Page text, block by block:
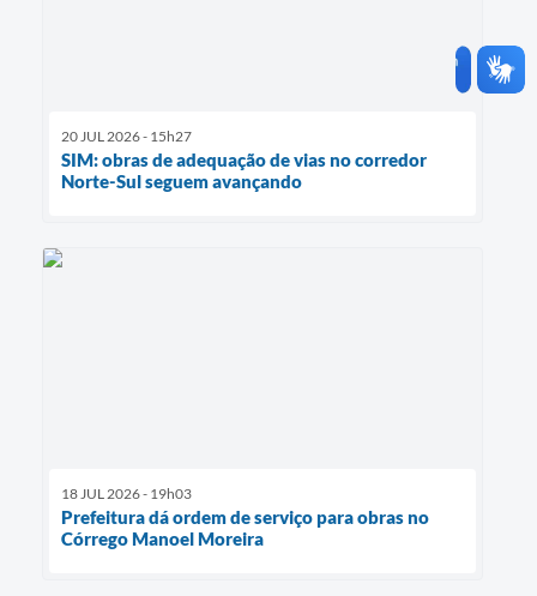
20 JUL 2026 - 15h27
SIM: obras de adequação de vias no corredor
Norte-Sul seguem avançando
18 JUL 2026 - 19h03
Prefeitura dá ordem de serviço para obras no
Córrego Manoel Moreira